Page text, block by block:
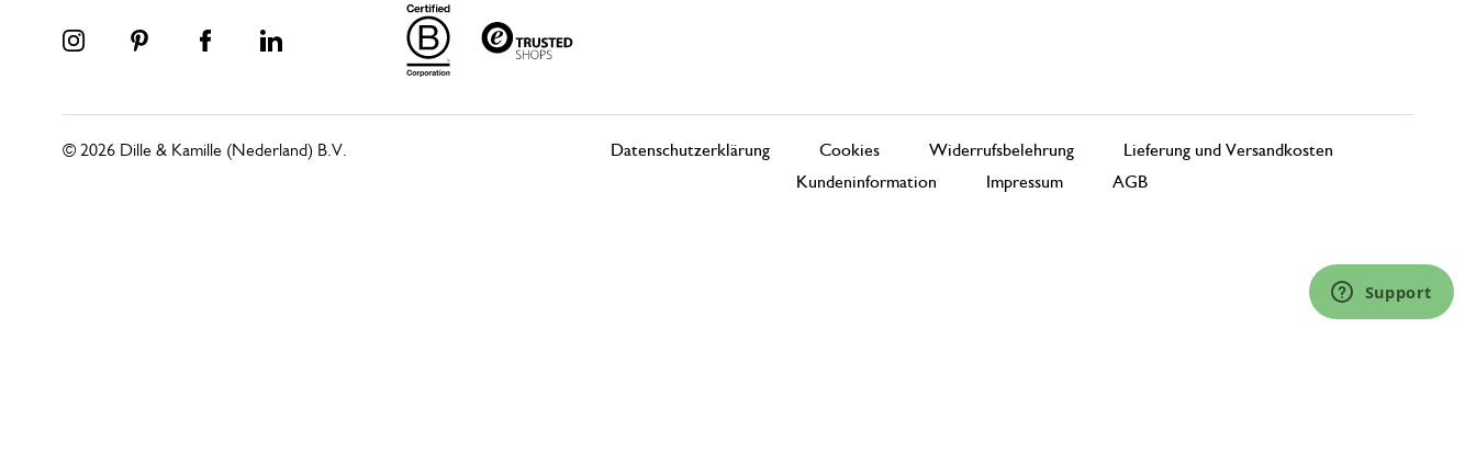
Datenschutzerklärung Cookies Widerrufsbelehrung
Lieferung und Versandkosten
Kundeninformation
Impressum AGB
© 2026 Dille & Kamille (Nederland) B.V.
Support